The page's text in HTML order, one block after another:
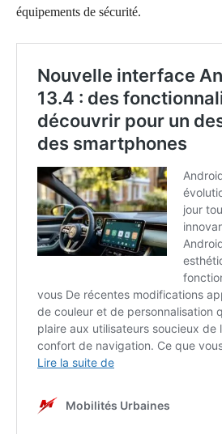
équipements de sécurité.